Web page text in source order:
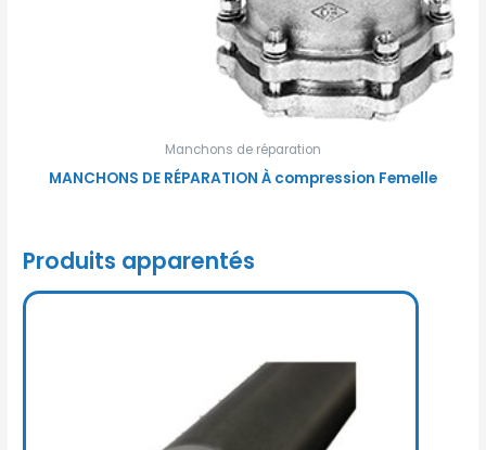
Manchons de réparation
MANCHONS DE RÉPARATION À compression Femelle
Produits apparentés